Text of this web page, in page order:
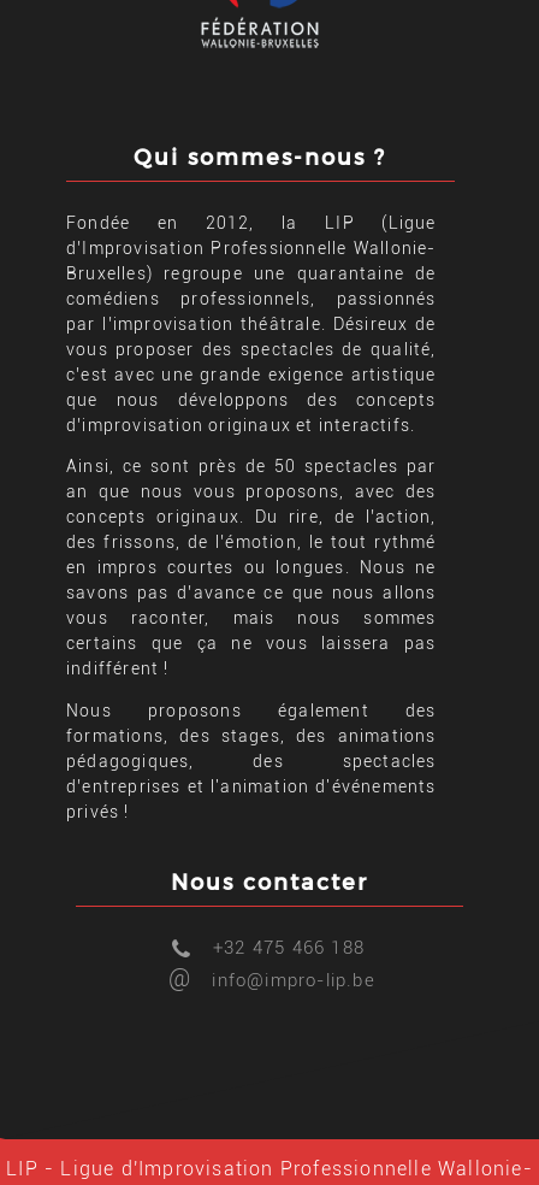
Qui sommes-nous ?
Fondée en 2012, la LIP (Ligue
d’Improvisation Professionnelle Wallonie-
Bruxelles) regroupe une quarantaine de
comédiens professionnels, passionnés
par l’improvisation théâtrale. Désireux de
vous proposer des spectacles de qualité,
c’est avec une grande exigence artistique
que nous développons des concepts
d’improvisation originaux et interactifs.
Ainsi, ce sont près de 50 spectacles par
an que nous vous proposons, avec des
concepts originaux. Du rire, de l’action,
des frissons, de l’émotion, le tout rythmé
en impros courtes ou longues. Nous ne
savons pas d’avance ce que nous allons
vous raconter, mais nous sommes
certains que ça ne vous laissera pas
indifférent !
Nous proposons également des
formations, des stages, des animations
pédagogiques, des spectacles
d’entreprises et l'animation d'événements
privés !
Nous contacter
+32 475 466 188
@ info@impro-lip.be
LIP - Ligue d'Improvisation Professionnelle Wallonie-